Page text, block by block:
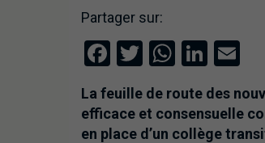
Partager sur:
Facebook
Twitter
La feuille de route des
efficace et consensuelle
en place d’un collège